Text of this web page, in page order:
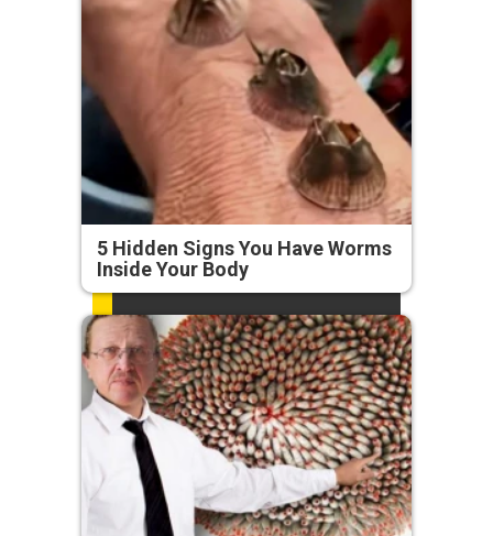
5 Hidden Signs You Have Worms
Inside Your Body